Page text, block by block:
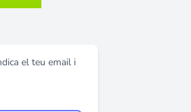
el teu email i